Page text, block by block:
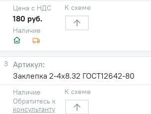
Наличие
Цена с НДС
180 руб.
К схеме
3
Заклепка 2-4х8.32 ГОСТ12642-80
Наличие
Обратитесь к
консультанту
К схеме